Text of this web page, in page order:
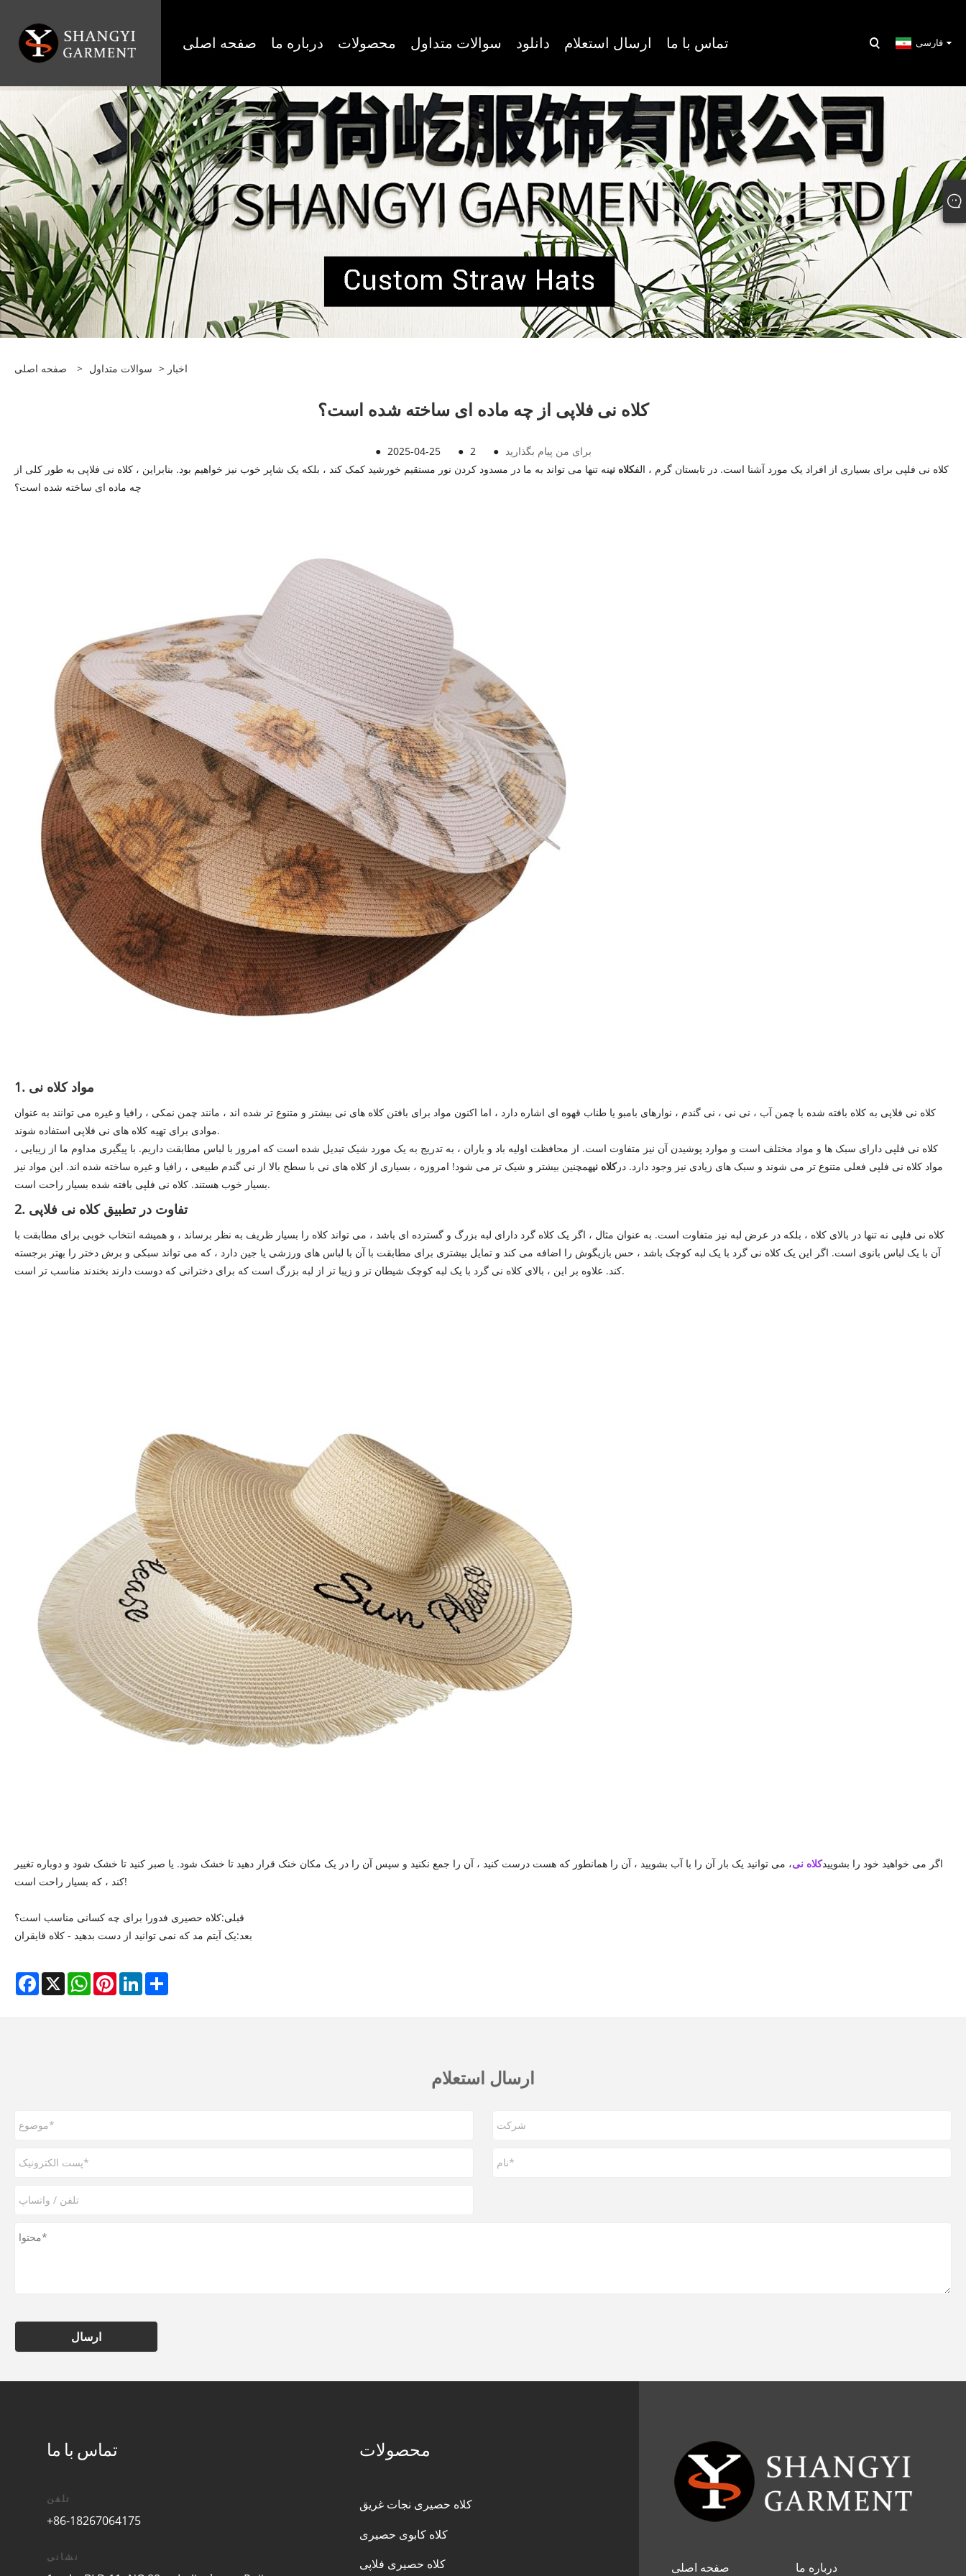
صفحه اصلی درباره ما محصولات سوالات متداول دانلود ارسال استعلام تماس با ما فارسی
صفحه اصلی > سوالات متداول > اخبار
کلاه نی فلاپی از چه ماده ای ساخته شده است؟
● 2025-04-25 ● 2 ● برای من پیام بگذارید
کلاه نی فلپی برای بسیاری از افراد یک مورد آشنا است. در تابستان گرم ، الفکلاه نینه تنها می تواند به ما در مسدود کردن نور مستقیم خورشید کمک کند ، بلکه یک شاپر خوب نیز خواهیم بود. بنابراین ، کلاه نی فلاپی به طور کلی از
چه ماده ای ساخته شده است؟
1. مواد کلاه نی
کلاه نی فلاپی به کلاه بافته شده با چمن آب ، نی نی ، نی گندم ، نوارهای بامبو یا طناب قهوه ای اشاره دارد ، اما اکنون مواد برای بافتن کلاه های نی بیشتر و متنوع تر شده اند ، مانند چمن نمکی ، رافیا و غیره می توانند به عنوان
موادی برای تهیه کلاه های نی فلاپی استفاده شوند.
کلاه نی فلپی دارای سبک ها و مواد مختلف است و موارد پوشیدن آن نیز متفاوت است. از محافظت اولیه باد و باران ، به تدریج به یک مورد شیک تبدیل شده است که امروز با لباس مطابقت داریم. با پیگیری مداوم ما از زیبایی ،
مواد کلاه نی فلپی فعلی متنوع تر می شوند و سبک های زیادی نیز وجود دارد. درکلاه نیهمچنین بیشتر و شیک تر می شود! امروزه ، بسیاری از کلاه های نی با سطح بالا از نی گندم طبیعی ، رافیا و غیره ساخته شده اند. این مواد نیز
بسیار خوب هستند. کلاه نی فلپی بافته شده بسیار راحت است.
2. تفاوت در تطبیق کلاه نی فلاپی
کلاه نی فلپی نه تنها در بالای کلاه ، بلکه در عرض لبه نیز متفاوت است. به عنوان مثال ، اگر یک کلاه گرد دارای لبه بزرگ و گسترده ای باشد ، می تواند کلاه را بسیار ظریف به نظر برساند ، و همیشه انتخاب خوبی برای مطابقت با
آن با یک لباس بانوی است. اگر این یک کلاه نی گرد با یک لبه کوچک باشد ، حس بازیگوش را اضافه می کند و تمایل بیشتری برای مطابقت با آن با لباس های ورزشی یا جین دارد ، که می تواند سبکی و برش دختر را بهتر برجسته
کند. علاوه بر این ، بالای کلاه نی گرد با یک لبه کوچک شیطان تر و زیبا تر از لبه بزرگ است که برای دخترانی که دوست دارند بخندند مناسب تر است.
اگر می خواهید خود را بشوییدکلاه نی، می توانید یک بار آن را با آب بشویید ، آن را همانطور که هست درست کنید ، آن را جمع نکنید و سپس آن را در یک مکان خنک قرار دهید تا خشک شود. یا صبر کنید تا خشک شود و دوباره تغییر
کند ، که بسیار راحت است!
قبلی:کلاه حصیری فدورا برای چه کسانی مناسب است؟
بعد:یک آیتم مد که نمی توانید از دست بدهید - کلاه قایقران
Facebook
X WhatsAppPinterestLinkedIn
ارسال استعلام
ارسال
تماس با ما
تلفن
+86-18267064175
نشانی
محصولات
کلاه حصیری نجات غریق
کلاه کابوی حصیری
کلاه حصیری فلاپی
صفحه اصلی درباره ما